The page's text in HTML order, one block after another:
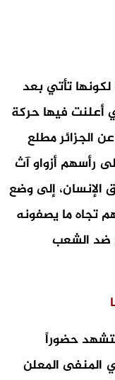
تأتي بعد
أعلنت فيها حركة
الجزائر مطلع
رأسهم أزواو آث
الإنسان، إلى وضع
تجاه ما يصفونه
ضد الشعب
حضوراً
المنفى المعلن